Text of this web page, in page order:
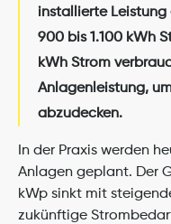
installierte
900 bis 1.100 kWh
kWh Strom
Anlagenleistung,
abzudecken.
In der Praxis werden
Anlagen geplant. Der
kWp sinkt mit
zukünftige